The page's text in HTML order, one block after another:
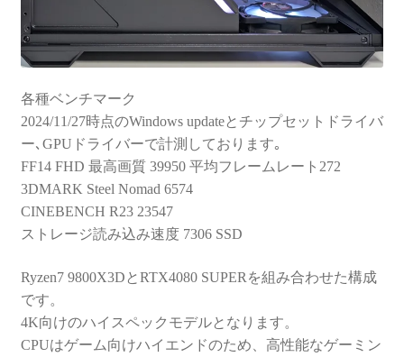
各種ベンチマーク
2024/11/27時点のWindows updateとチップセットドライバ
ー､GPUドライバーで計測しております｡
FF14 FHD 最高画質 39950 平均フレームレート272
3DMARK Steel Nomad 6574
CINEBENCH R23 23547
ストレージ読み込み速度 7306 SSD
Ryzen7 9800X3DとRTX4080 SUPERを組み合わせた構成
です。
4K向けのハイスペックモデルとなります。
CPUはゲーム向けハイエンドのため、高性能なゲーミン